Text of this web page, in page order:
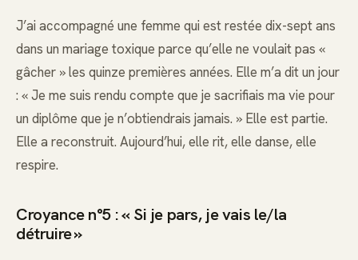
J’ai accompagné une femme qui est restée dix-sept ans
dans un mariage toxique parce qu’elle ne voulait pas «
gâcher » les quinze premières années. Elle m’a dit un jour
: « Je me suis rendu compte que je sacrifiais ma vie pour
un diplôme que je n’obtiendrais jamais. » Elle est partie.
Elle a reconstruit. Aujourd’hui, elle rit, elle danse, elle
respire.
Croyance n°5 : « Si je pars, je vais le/la
détruire »